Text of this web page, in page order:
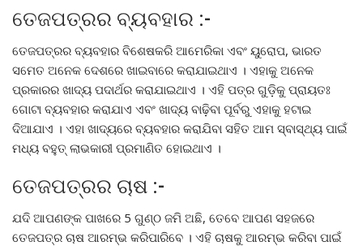
ତେଜପତ୍ରର ବ୍ୟବହାର :-
ତେଜପତ୍ରର ବ୍ୟବହାର ବିଶେଷକରି ଆମେରିକା ଏବଂ ୟୁରୋପ, ଭାରତ
ସମେତ ଅନେକ ଦେଶରେ ଖାଇବାରେ କରାଯାଇଥାଏ । ଏହାକୁ ଅନେକ
ପ୍ରକାରର ଖାଦ୍ୟ ପଦାର୍ଥର କରାଯାଇଥାଏ । ଏହି ପତ୍ର ଗୁଡ଼ିକୁ ପ୍ରାୟତଃ
ଗୋଟା ବ୍ୟବହାର କରାଯାଏ ଏବଂ ଖାଦ୍ୟ ବାଢ଼ିବା ପୂର୍ବରୁ ଏହାକୁ ହଟାଇ
ଦିଆଯାଏ । ଏହା ଖାଦ୍ୟରେ ବ୍ୟବହାର କରାଯିବା ସହିତ ଆମ ସ୍ବାସ୍ଥ୍ୟ ପାଇଁ
ମଧ୍ୟ ବହୁତ୍ ଲାଭକାରୀ ପ୍ରମାଣିତ ହୋଇଥାଏ ।
ତେଜପତ୍ରର ଚାଷ :-
ଯଦି ଆପଣଙ୍କ ପାଖରେ 5 ଗୁଣ୍ଠ ଜମି ଅଛି, ତେବେ ଆପଣ ସହଜରେ
ତେଜପତ୍ର ଚାଷ ଆରମ୍ଭ କରିପାରିବେ । ଏହି ଚାଷକୁ ଆରମ୍ଭ କରିବା ପାଇଁ